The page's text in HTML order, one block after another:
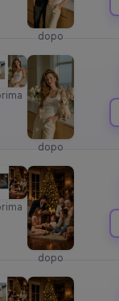
dopo
dopo
dopo